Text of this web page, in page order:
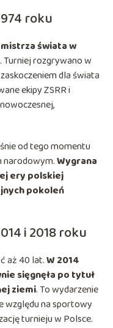
roku
świata w
. Turniej rozgrywano w
dla świata
ekipy ZSRR i
od tego momentu
narodowym.Wygrana
ery polskiej
pokoleń
i 2018 roku
aż 40 lat.W 2014
sięgnęła po tytuł
ziemi. To wydarzenie
względu na sportowy
turnieju w Polsce.